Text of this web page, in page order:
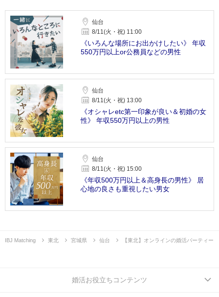
仙台
8/11(火・祝) 11:00
《いろんな場所にお出かけしたい》 年収
550万円以上or公務員などの男性
仙台
8/11(火・祝) 13:00
《オシャレetc第一印象が良い＆初婚の女
性》 年収550万円以上の男性
仙台
8/11(火・祝) 15:00
《年収500万円以上＆高身長の男性》 居
心地の良さも重視したい男女
IBJ Matching 東北 宮城県 仙台 【東北】オンラインの婚活パーティー
婚活お役立ちコンテンツ